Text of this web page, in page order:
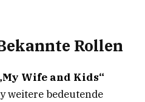
Rollen
Wife and Kids“
weitere bedeutende